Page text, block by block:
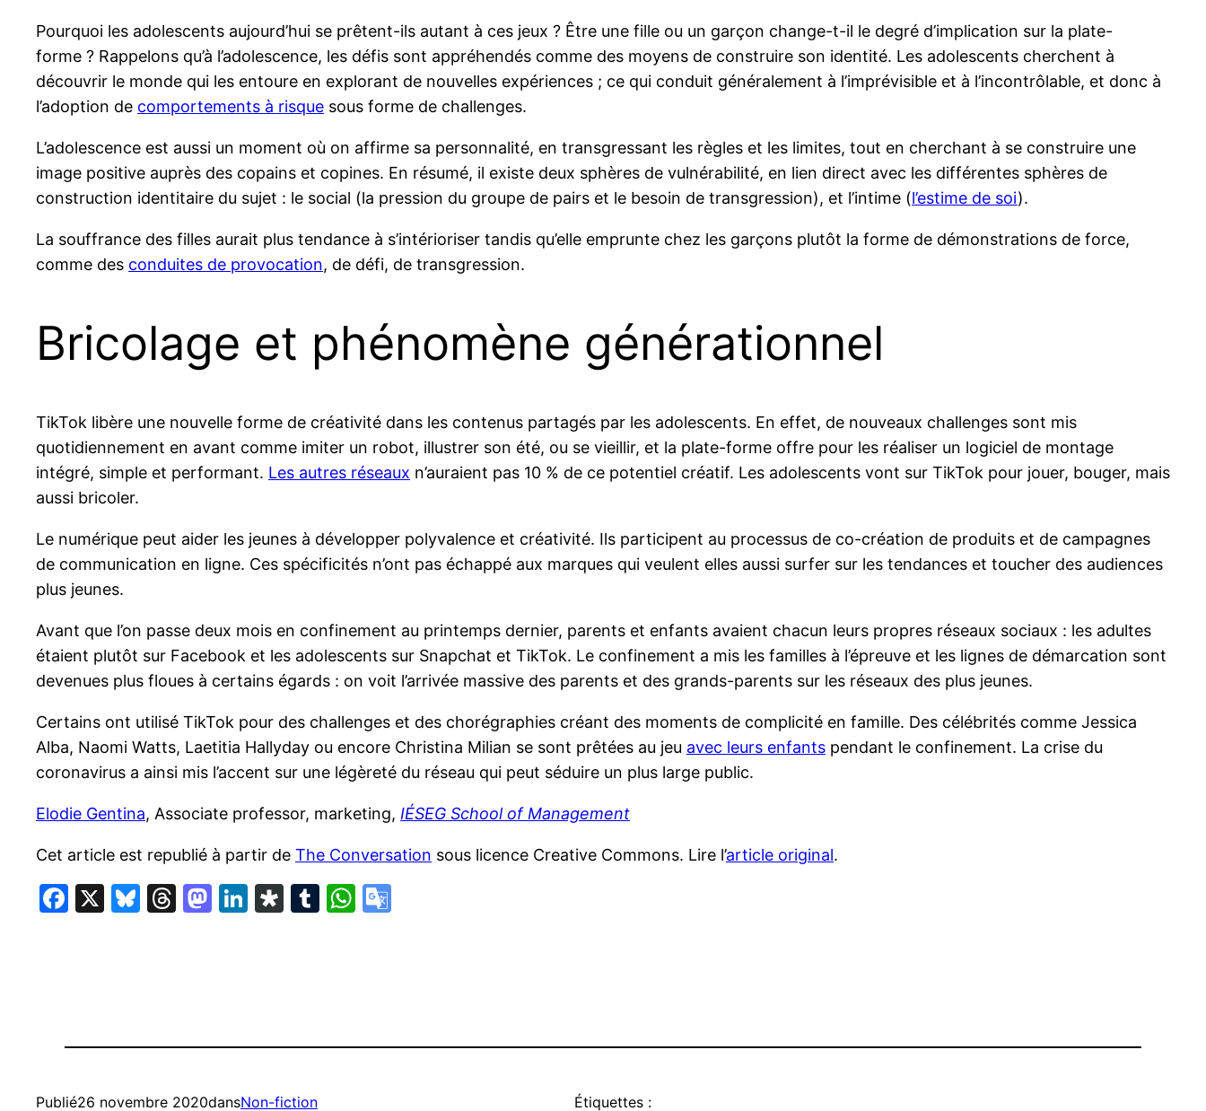
Pourquoi les adolescents aujourd’hui se prêtent-ils autant à ces jeux ? Être une fille ou un garçon change-t-il le degré d’implication sur la plate-
forme ? Rappelons qu’à l’adolescence, les défis sont appréhendés comme des moyens de construire son identité. Les adolescents cherchent à
découvrir le monde qui les entoure en explorant de nouvelles expériences ; ce qui conduit généralement à l’imprévisible et à l’incontrôlable, et donc à
l’adoption de comportements à risque sous forme de challenges.
L’adolescence est aussi un moment où on affirme sa personnalité, en transgressant les règles et les limites, tout en cherchant à se construire une
image positive auprès des copains et copines. En résumé, il existe deux sphères de vulnérabilité, en lien direct avec les différentes sphères de
construction identitaire du sujet : le social (la pression du groupe de pairs et le besoin de transgression), et l’intime (l’estime de soi).
La souffrance des filles aurait plus tendance à s’intérioriser tandis qu’elle emprunte chez les garçons plutôt la forme de démonstrations de force,
comme des conduites de provocation, de défi, de transgression.
Bricolage et phénomène générationnel
TikTok libère une nouvelle forme de créativité dans les contenus partagés par les adolescents. En effet, de nouveaux challenges sont mis
quotidiennement en avant comme imiter un robot, illustrer son été, ou se vieillir, et la plate-forme offre pour les réaliser un logiciel de montage
intégré, simple et performant. Les autres réseaux n’auraient pas 10 % de ce potentiel créatif. Les adolescents vont sur TikTok pour jouer, bouger, mais
aussi bricoler.
Le numérique peut aider les jeunes à développer polyvalence et créativité. Ils participent au processus de co-création de produits et de campagnes
de communication en ligne. Ces spécificités n’ont pas échappé aux marques qui veulent elles aussi surfer sur les tendances et toucher des audiences
plus jeunes.
Avant que l’on passe deux mois en confinement au printemps dernier, parents et enfants avaient chacun leurs propres réseaux sociaux : les adultes
étaient plutôt sur Facebook et les adolescents sur Snapchat et TikTok. Le confinement a mis les familles à l’épreuve et les lignes de démarcation sont
devenues plus floues à certains égards : on voit l’arrivée massive des parents et des grands-parents sur les réseaux des plus jeunes.
Certains ont utilisé TikTok pour des challenges et des chorégraphies créant des moments de complicité en famille. Des célébrités comme Jessica
Alba, Naomi Watts, Laetitia Hallyday ou encore Christina Milian se sont prêtées au jeu avec leurs enfants pendant le confinement. La crise du
coronavirus a ainsi mis l’accent sur une légèreté du réseau qui peut séduire un plus large public.
Elodie Gentina, Associate professor, marketing, IÉSEG School of Management
Cet article est republié à partir de The Conversation sous licence Creative Commons. Lire l’article original.
Facebook
X Bluesky
Threads
Mastodon
LinkedIn
Diaspora
TumblrWhatsApp
Publié26 novembre 2020dansNon-fiction Étiquettes :